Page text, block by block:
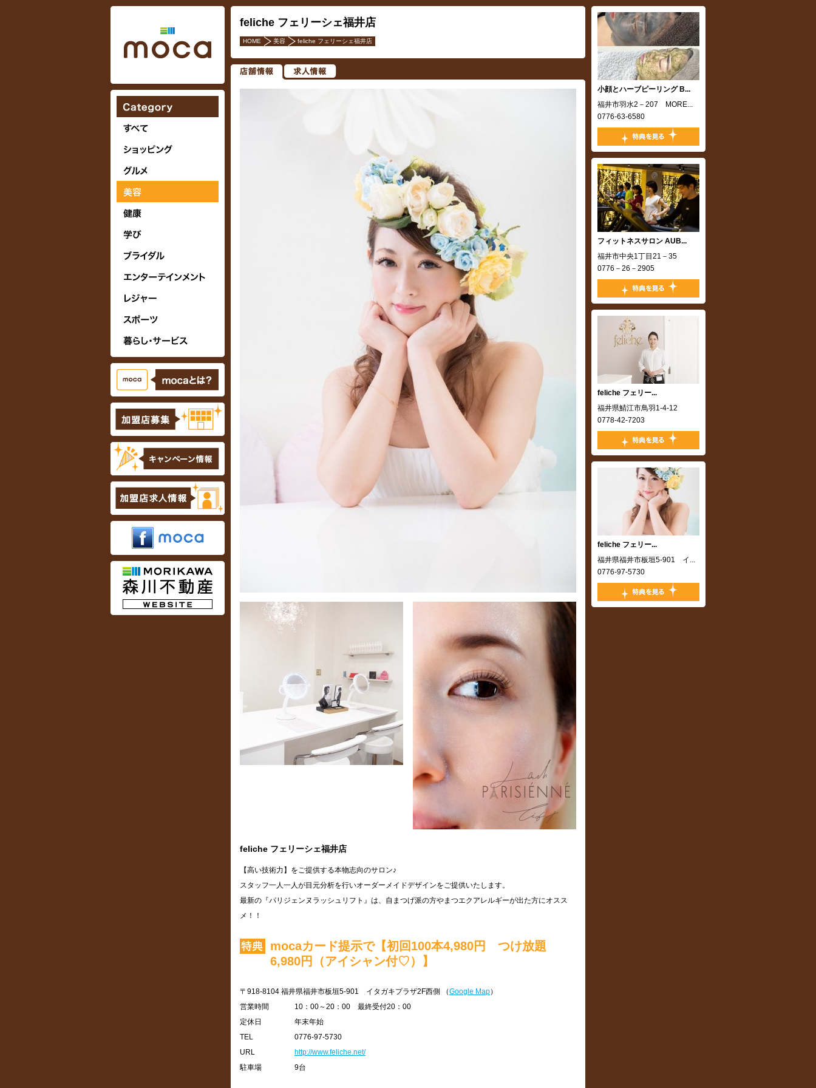
feliche フェリーシェ福井店
HOME 美容 feliche フェリーシェ福井店
feliche フェリーシェ福井店
【高い技術力】をご提供する本物志向のサロン♪
スタッフ一人一人が目元分析を行いオーダーメイドデザインをご提供いたします。
最新の『パリジェンヌラッシュリフト』は、自まつげ派の方やまつエクアレルギーが出た方にオスス
メ！！
mocaカード提示で【初回100本4,980円 つけ放題
6,980円（アイシャン付♡）】
〒918-8104 福井県福井市板垣5-901 イタガキプラザ2F西側 （Google Map）
営業時間
10：00～20：00 最終受付20：00
定休日
年末年始
TEL
0776-97-5730
URL
http://www.feliche.net/
駐車場
9台
小顔とハーブピーリング B...
福井市羽水2－207 MORE...
0776-63-6580
フィットネスサロン AUB...
福井市中央1丁目21－35
0776－26－2905
,feliche フェリー...
福井県鯖江市鳥羽1-4-12
0778-42-7203
,feliche フェリー...
福井県福井市板垣5-901 イ...
0776-97-5730